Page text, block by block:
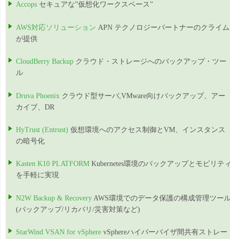
Accops セキュアな”仮想化ワークスペース”
AWS対応ソリューション APN テクノロジーパートナーのクライム
が提供
CloudBerry Backup クラウド・ストレージへのバックアップ・ツー
ル
Druva Phoenix クラウド型サーバ,VMware向けバックアップ、アー
カイブ、DR
HyTrust (Entrust) 仮想環境へのアクセス制御とVM、インスタンス
の暗号化
Kasten K10 PLATFORM Kubernetes環境のバックアップとモビリテ
を手軽に実現
N2W Backup & Recovery AWS環境でのデータ保護の構成管理ツー
(バックアップ/リカバリ/災害対策など)
StarWind VSAN for vSphere vSphereハイパーバイザ間共有ストレー